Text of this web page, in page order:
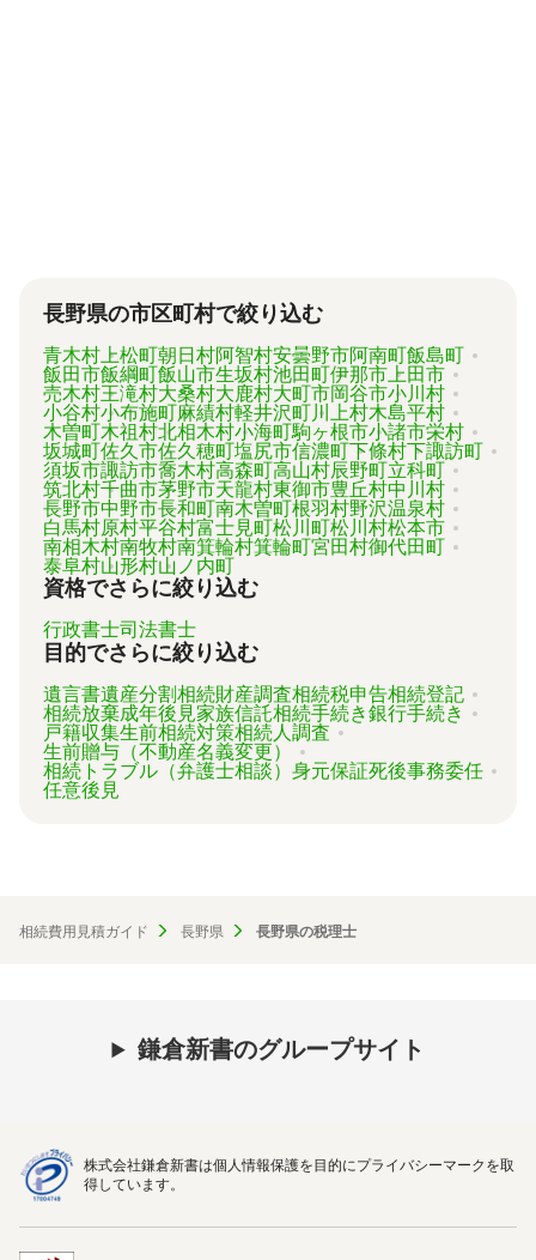
ずは見積を取り寄せてみましょう。
長野県の市区町村で絞り込む
青木村 上松町朝日村阿智村安曇野市阿南町飯島町
飯田市飯綱町飯山市生坂村池田町伊那市 上田市
売木村王滝村大桑村大鹿村大町市岡谷市小川村
小谷村小布施町麻績村軽井沢町川上村木島平村
木曽町木祖村北相木村小海町駒ヶ根市小諸市栄村
坂城町佐久市佐久穂町塩尻市信濃町下條村下諏訪町
須坂市諏訪市喬木村高森町高山村辰野町立科町
筑北村千曲市茅野市天龍村東御市豊丘村中川村
長野市中野市長和町南木曽町根羽村野沢温泉村
白馬村原村平谷村富士見町松川町松川村松本市
南相木村南牧村南箕輪村箕輪町宮田村御代田町
泰阜村山形村山ノ内町
資格でさらに絞り込む
行政書士司法書士
目的でさらに絞り込む
遺言書遺産分割相続財産調査相続税申告相続登記
相続放棄成年後見家族信託相続手続き銀行手続き
戸籍収集生前相続対策相続人調査
生前贈与（不動産名義変更）
相続トラブル（弁護士相談） 身元保証死後事務委任
任意後見
相続費用見積ガイド 長野県 長野県の税理士
鎌倉新書のグループサイト
株式会社鎌倉新書は個人情報保護を目的にプライバシーマークを取
得しています。